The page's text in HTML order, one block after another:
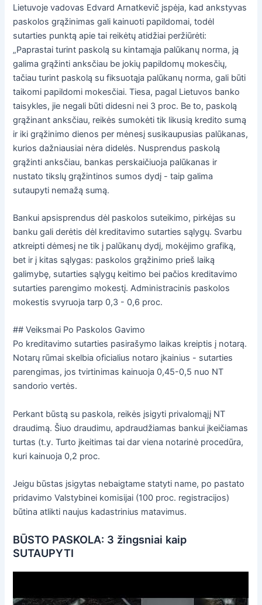
Lietuvoje vadovas Edvard Arnatkevič įspėja, kad ankstyvas
paskolos grąžinimas gali kainuoti papildomai, todėl
sutarties punktą apie tai reikėtų atidžiai peržiūrėti:
„Paprastai turint paskolą su kintamąja palūkanų norma, ją
galima grąžinti anksčiau be jokių papildomų mokesčių,
tačiau turint paskolą su fiksuotąja palūkanų norma, gali būti
taikomi papildomi mokesčiai. Tiesa, pagal Lietuvos banko
taisykles, jie negali būti didesni nei 3 proc. Be to, paskolą
grąžinant anksčiau, reikės sumokėti tik likusią kredito sumą
ir iki grąžinimo dienos per mėnesį susikaupusias palūkanas,
kurios dažniausiai nėra didelės. Nusprendus paskolą
grąžinti anksčiau, bankas perskaičiuoja palūkanas ir
nustato tikslų grąžintinos sumos dydį - taip galima
sutaupyti nemažą sumą.
Bankui apsisprendus dėl paskolos suteikimo, pirkėjas su
banku gali derėtis dėl kreditavimo sutarties sąlygų. Svarbu
atkreipti dėmesį ne tik į palūkanų dydį, mokėjimo grafiką,
bet ir į kitas sąlygas: paskolos grąžinimo prieš laiką
galimybę, sutarties sąlygų keitimo bei pačios kreditavimo
sutarties parengimo mokestį. Administracinis paskolos
mokestis svyruoja tarp 0,3 - 0,6 proc.
## Veiksmai Po Paskolos Gavimo
Po kreditavimo sutarties pasirašymo laikas kreiptis į notarą.
Notarų rūmai skelbia oficialius notaro įkainius - sutarties
parengimas, jos tvirtinimas kainuoja 0,45-0,5 nuo NT
sandorio vertės.
Perkant būstą su paskola, reikės įsigyti privalomąjį NT
draudimą. Šiuo draudimu, apdraudžiamas bankui įkeičiamas
turtas (t.y. Turto įkeitimas tai dar viena notarinė procedūra,
kuri kainuoja 0,2 proc.
Jeigu būstas įsigytas nebaigtame statyti name, po pastato
pridavimo Valstybinei komisijai (100 proc. registracijos)
būtina atlikti naujus kadastrinius matavimus.
BŪSTO PASKOLA: 3 žingsniai kaip
SUTAUPYTI